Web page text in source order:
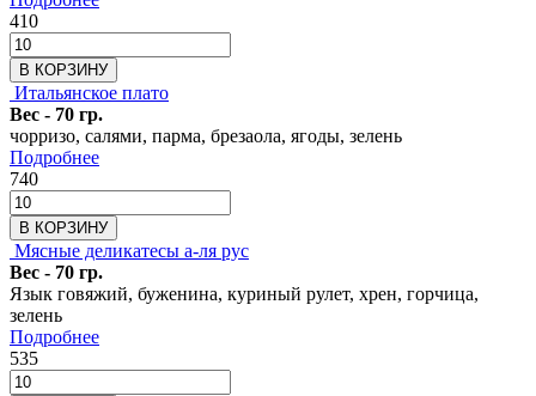
410
В КОРЗИНУ
Итальянское плато
Вес - 70 гр.
чорризо, салями, парма, брезаола, ягоды, зелень
Подробнее
740
В КОРЗИНУ
Мясные деликатесы а-ля рус
Вес - 70 гр.
Язык говяжий, буженина, куриный рулет, хрен, горчица,
зелень
Подробнее
535